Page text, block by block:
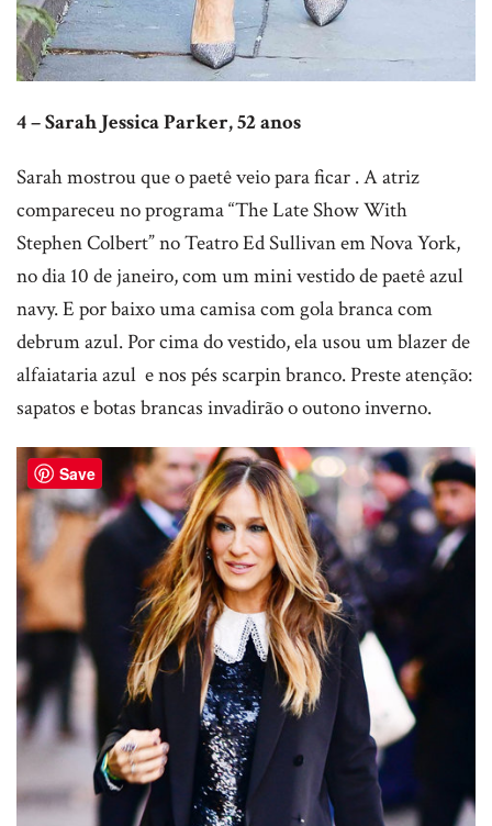
4 – Sarah Jessica Parker, 52 anos
Sarah mostrou que o paetê veio para ficar . A atriz
compareceu no programa “The Late Show With
Stephen Colbert” no Teatro Ed Sullivan em Nova York,
no dia 10 de janeiro, com um mini vestido de paetê azul
navy. E por baixo uma camisa com gola branca com
debrum azul. Por cima do vestido, ela usou um blazer de
alfaiataria azul e nos pés scarpin branco. Preste atenção:
sapatos e botas brancas invadirão o outono inverno.
Save